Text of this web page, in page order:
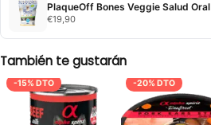
PlaqueOff Bones Veggie Salud Oral
€19,90
También te gustarán
-15% DTO -20% DTO